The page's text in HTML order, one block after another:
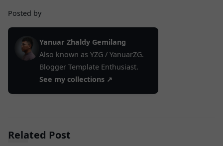
Posted by
Yanuar Zhaldy Gemilang
Also known as YZG / YanuarZG.
Blogger Template Enthusiast.
See my collections ↗
Related Post